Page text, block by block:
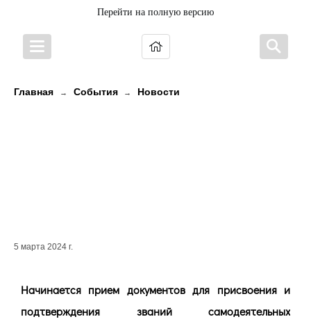
Перейти на полную версию
Главная → События → Новости
5 марта 2024 г.
Начинается прием документов для присвоения и
подтверждения званий самодеятельных